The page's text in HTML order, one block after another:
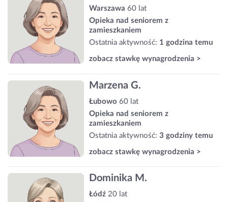
Warszawa 60 lat
Opieka nad seniorem z
zamieszkaniem
Ostatnia aktywność: 1 godzina temu
zobacz stawkę wynagrodzenia >
Marzena G.
Łubowo 60 lat
Opieka nad seniorem z
zamieszkaniem
Ostatnia aktywność: 3 godziny temu
zobacz stawkę wynagrodzenia >
Dominika M.
Łódź 20 lat